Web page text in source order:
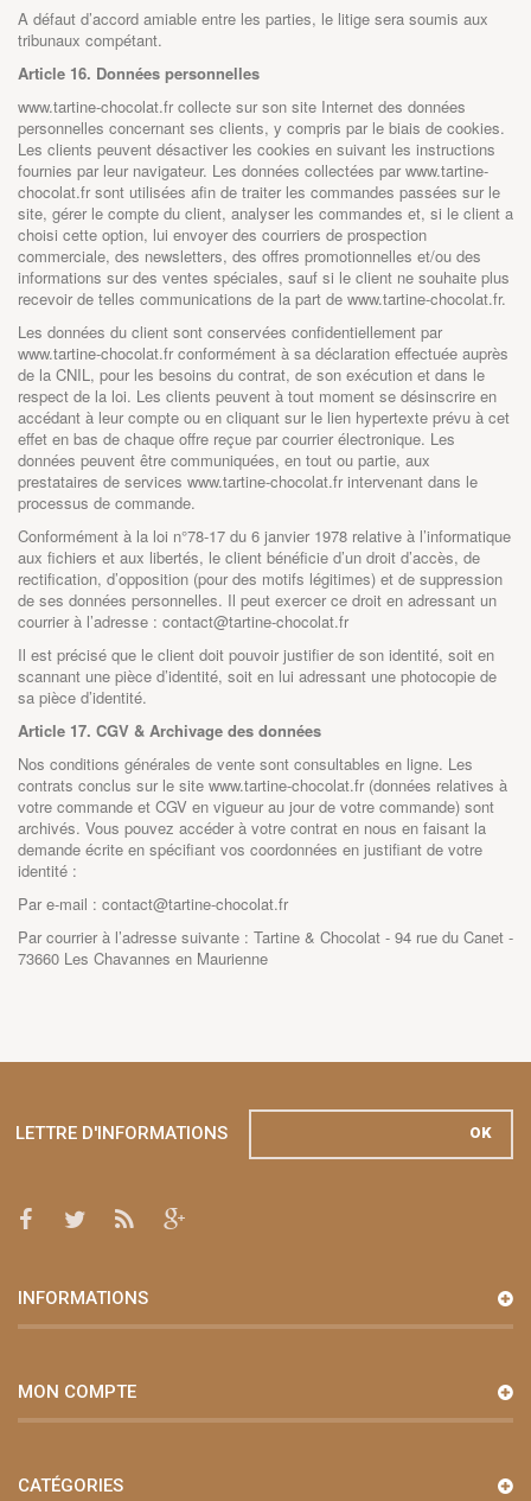
A défaut d’accord amiable entre les parties, le litige sera soumis aux
tribunaux compétant.
Article 16. Données personnelles
www.tartine-chocolat.fr collecte sur son site Internet des données
personnelles concernant ses clients, y compris par le biais de cookies.
Les clients peuvent désactiver les cookies en suivant les instructions
fournies par leur navigateur. Les données collectées par www.tartine-
chocolat.fr sont utilisées afin de traiter les commandes passées sur le
site, gérer le compte du client, analyser les commandes et, si le client a
choisi cette option, lui envoyer des courriers de prospection
commerciale, des newsletters, des offres promotionnelles et/ou des
informations sur des ventes spéciales, sauf si le client ne souhaite plus
recevoir de telles communications de la part de www.tartine-chocolat.fr.
Les données du client sont conservées confidentiellement par
www.tartine-chocolat.fr conformément à sa déclaration effectuée auprès
de la CNIL, pour les besoins du contrat, de son exécution et dans le
respect de la loi. Les clients peuvent à tout moment se désinscrire en
accédant à leur compte ou en cliquant sur le lien hypertexte prévu à cet
effet en bas de chaque offre reçue par courrier électronique. Les
données peuvent être communiquées, en tout ou partie, aux
prestataires de services www.tartine-chocolat.fr intervenant dans le
processus de commande.
Conformément à la loi n°78-17 du 6 janvier 1978 relative à l’informatique
aux fichiers et aux libertés, le client bénéficie d’un droit d’accès, de
rectification, d’opposition (pour des motifs légitimes) et de suppression
de ses données personnelles. Il peut exercer ce droit en adressant un
courrier à l’adresse : contact@tartine-chocolat.fr
Il est précisé que le client doit pouvoir justifier de son identité, soit en
scannant une pièce d’identité, soit en lui adressant une photocopie de
sa pièce d’identité.
Article 17. CGV & Archivage des données
Nos conditions générales de vente sont consultables en ligne. Les
contrats conclus sur le site www.tartine-chocolat.fr (données relatives à
votre commande et CGV en vigueur au jour de votre commande) sont
archivés. Vous pouvez accéder à votre contrat en nous en faisant la
demande écrite en spécifiant vos coordonnées en justifiant de votre
identité :
Par e-mail : contact@tartine-chocolat.fr
Par courrier à l’adresse suivante : Tartine & Chocolat - 94 rue du Canet -
73660 Les Chavannes en Maurienne
LETTRE D'INFORMATIONS OK
INFORMATIONS
MON COMPTE
CATÉGORIES